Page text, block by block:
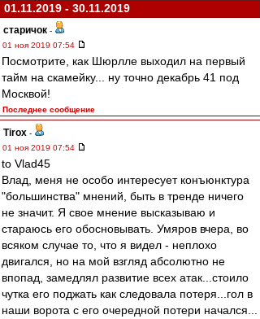
01.11.2019 - 30.11.2019
старичок -
01 ноя 2019 07:54
Посмотрите, как Шюрлле выходил на первый
тайм на скамейку... ну точно декабрь 41 под
Москвой!
Последнее сообщение
Tirox -
01 ноя 2019 07:54
to Vlad45
Влад, меня не особо интересует конъюнктура
"большинства" мнений, быть в тренде ничего
не значит. Я свое мнение высказываю и
стараюсь его обосновывать. Умяров вчера, во
всяком случае то, что я видел - неплохо
двигался, но на мой взгляд абсолютно не
впопад, замедлял развитие всех атак...стоило
чутка его поджать как следовала потеря...гол в
наши ворота с его очередной потери начался...